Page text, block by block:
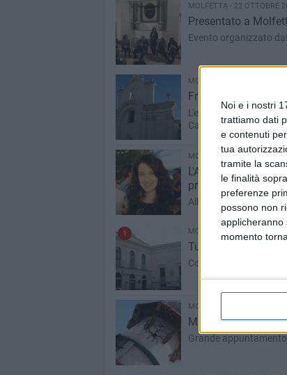
Noi e i nostri
trattiamo dati
e contenuti
tua
tramite la
le finalità
preferenze
possono non
applicheranno
momento
MOLFETTA - 22 OTTOBRE
Presentato a
Evento organizzato
MOLFETTA - 21 OTTOBRE
Francesca Dego in
L'evento, organizzato
Cattedrale
MOLFETTA - 21 OTTOBRE
L'Associazione
prossimo
Alle ore 20 nella
1 MOLFETTA - 20 OTTOBRE
Tutti gli eventi in
Concerti, musei aperti
MOLFETTA - 19 OTTOBRE
Miragica porta a
Grande